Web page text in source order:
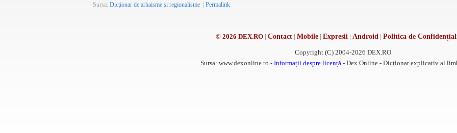
Sursa: Dicționar de arhaisme și regionalisme | Permalink
© 2026 DEX.RO| Contact| Mobile| Expresii | Android | Politica de
Copyright (C) 2004-2026 DEX.RO
Sursa: www.dexonline.ro - Informații despre licență - Dex Online - Dicționar explicativ al